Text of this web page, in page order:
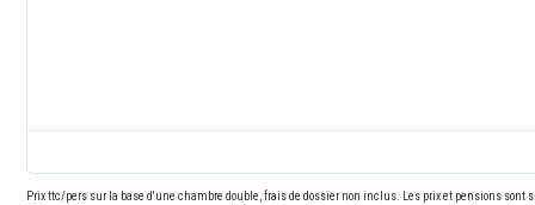
Prix ttc/pers sur la base d'une chambre double, frais de dossier non inclus. Les prix et pensions